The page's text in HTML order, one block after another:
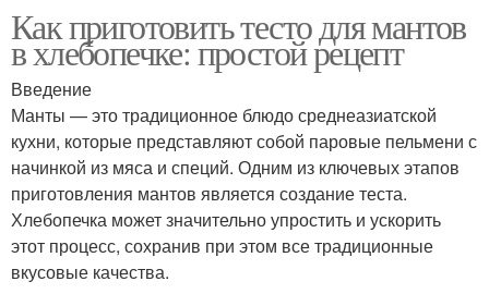
Как приготовить тесто для мантов
в хлебопечке: простой рецепт
Введение
Манты — это традиционное блюдо среднеазиатской
кухни, которые представляют собой паровые пельмени с
начинкой из мяса и специй. Одним из ключевых этапов
приготовления мантов является создание теста.
Хлебопечка может значительно упростить и ускорить
этот процесс, сохранив при этом все традиционные
вкусовые качества.